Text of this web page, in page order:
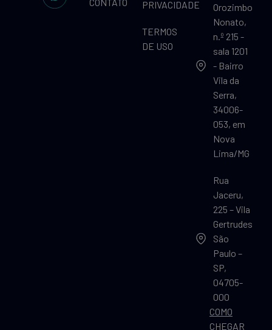
PRIVACIDADE
TERMOS
DE USO
Orozimbo
Nonato,
n.º 215 -
sala 1201
- Bairro
Vila da
Serra,
34006-
053, em
Nova
Lima/MG
Rua
Jaceru,
225 – Vila
Gertrudes
São
Paulo –
SP,
04705-
000
COMO
CHEGAR